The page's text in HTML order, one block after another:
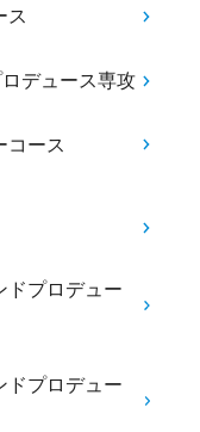
ス
デュース専攻
コース
ドプロデュー
ドプロデュー